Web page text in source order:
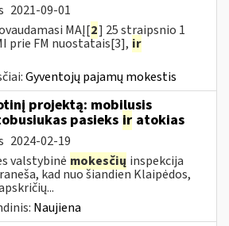
2021-09-01
MAĮ[2] 25 straipsnio 1
prie FM nuostatais[3], ir
Gyventojų pajamų mokestis
projektą: mobilusis
pasieks ir atokias
2024-02-19
valstybinė mokesčių inspekcija
kad nuo šiandien Klaipėdos,
Naujiena